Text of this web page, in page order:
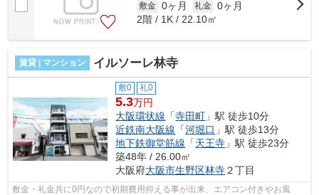
敷金 0ヶ月 礼金 0ヶ月
2階 / 1K / 22.10㎡
賃貸 | マンション イルソーレ林寺
敷0 礼0
5.3万円
大阪環状線 「寺田町 」駅 徒歩10分
近鉄南大阪線 「河堀口 」駅 徒歩13分
地下鉄御堂筋線 「天王寺 」駅 徒歩23分
築48年 / 26.00㎡
大阪府大阪市生野区林寺２丁目
敷金・礼金共に0円なので初期費用抑える事が出来、エアコン付きやお風